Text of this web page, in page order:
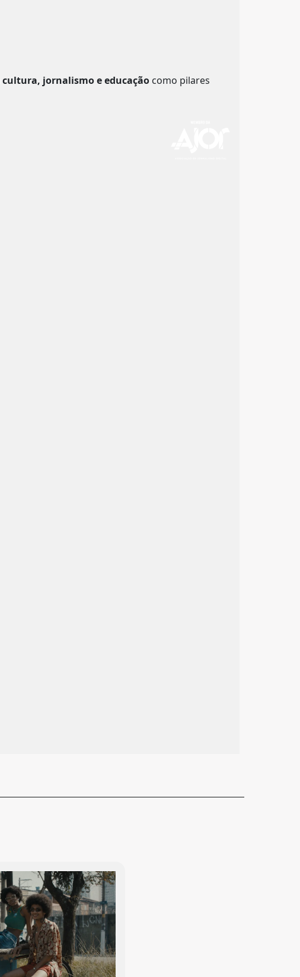
cultura, jornalismo e educação como pilares